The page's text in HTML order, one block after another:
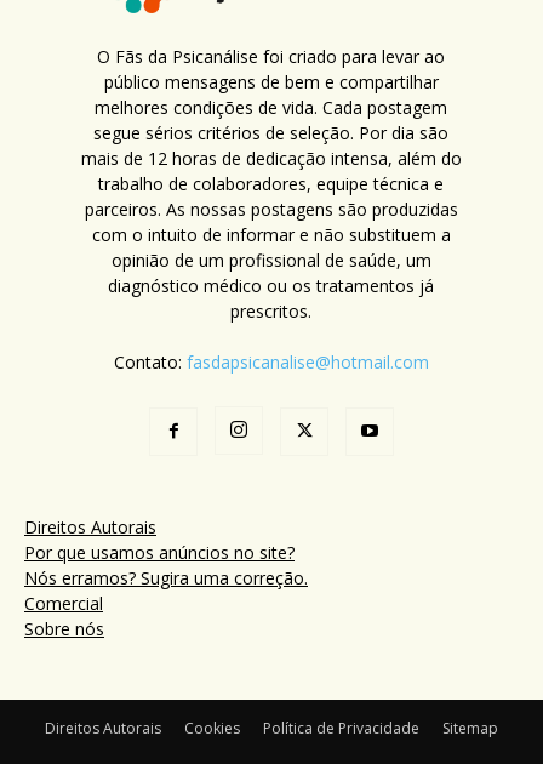
O Fãs da Psicanálise foi criado para levar ao
público mensagens de bem e compartilhar
melhores condições de vida. Cada postagem
segue sérios critérios de seleção. Por dia são
mais de 12 horas de dedicação intensa, além do
trabalho de colaboradores, equipe técnica e
parceiros. As nossas postagens são produzidas
com o intuito de informar e não substituem a
opinião de um profissional de saúde, um
diagnóstico médico ou os tratamentos já
prescritos.
Contato: fasdapsicanalise@hotmail.com
Direitos Autorais
Por que usamos anúncios no site?
Nós erramos? Sugira uma correção.
Comercial
Sobre nós
Direitos Autorais Cookies Política de Privacidade Sitemap